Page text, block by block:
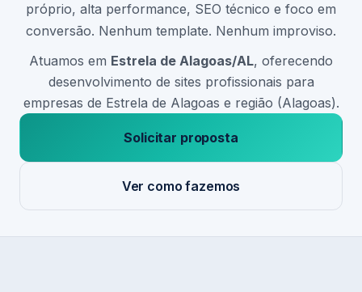
próprio, alta performance, SEO técnico e foco em
conversão. Nenhum template. Nenhum improviso.
Atuamos em Estrela de Alagoas/AL, oferecendo
desenvolvimento de sites profissionais para
empresas de Estrela de Alagoas e região (Alagoas).
Solicitar proposta
Ver como fazemos